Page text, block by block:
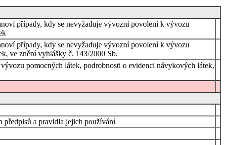
případy, kdy se nevyžaduje vývozní povolení k vývozu
případy, kdy se nevyžaduje vývozní povolení k vývozu
ve znění vyhlášky č. 143/2000 Sb.
pomocných látek, podrobnosti o evidenci návykových látek,
předpisů a pravidla jejich používání